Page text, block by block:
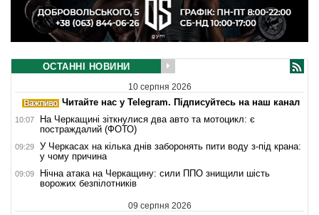
ОСТАННІ НОВИНИ
10 серпня 2026
Читайте нас у Telegram. Підписуйтесь на наш канал
10:07
На Черкащині зіткнулися два авто та мотоцикл: є
постраждалий (ФОТО)
09:29
У Черкасах на кілька днів заборонять пити воду з-під крана:
у чому причина
09:09
Нічна атака на Черкащину: сили ППО знищили шість
ворожих безпілотників
09 серпня 2026